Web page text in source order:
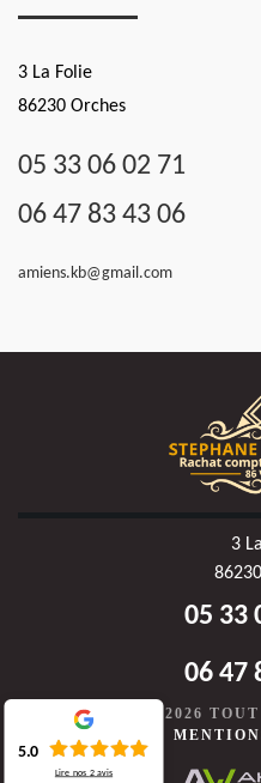
3 La Folie
86230 Orches
05 33 06 02 71
06 47 83 43 06
amiens.kb@gmail.com
3
05 33
06 47
©2020-2026
5.0
Lire nos 2avis